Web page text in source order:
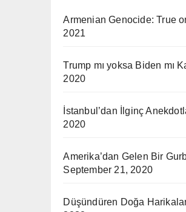
Armenian Genocide: True
2021
Trump mı yoksa Biden mı
2020
İstanbul’dan İlginç
2020
Amerika’dan Gelen Bir
September 21, 2020
Düşündüren Doğa